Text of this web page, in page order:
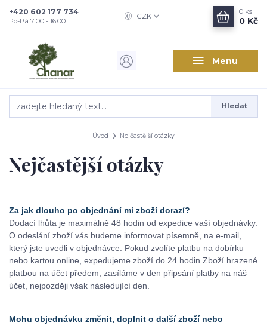
Menu
CZK
Hledat
+420 602 177 734
Po-Pá 7:00 - 16:00
0 ks
0 Kč
Úvod Nejčastější otázky
Nejčastější otázky
Za jak dlouho po objednání mi zboží dorazí?
Dodací lhůta je maximálně 48 hodin od expedice vaší objednávky.
O odeslání zboží vás budeme informovat písemně, na e-mail,
který jste uvedli v objednávce. Pokud zvolíte platbu na dobírku
nebo kartou online, expedujeme zboží do 24 hodin.Zboží hrazené
platbou na účet předem, zasíláme v den připsání platby na náš
účet, nejpozději však následující den.
Mohu objednávku změnit, doplnit o další zboží nebo